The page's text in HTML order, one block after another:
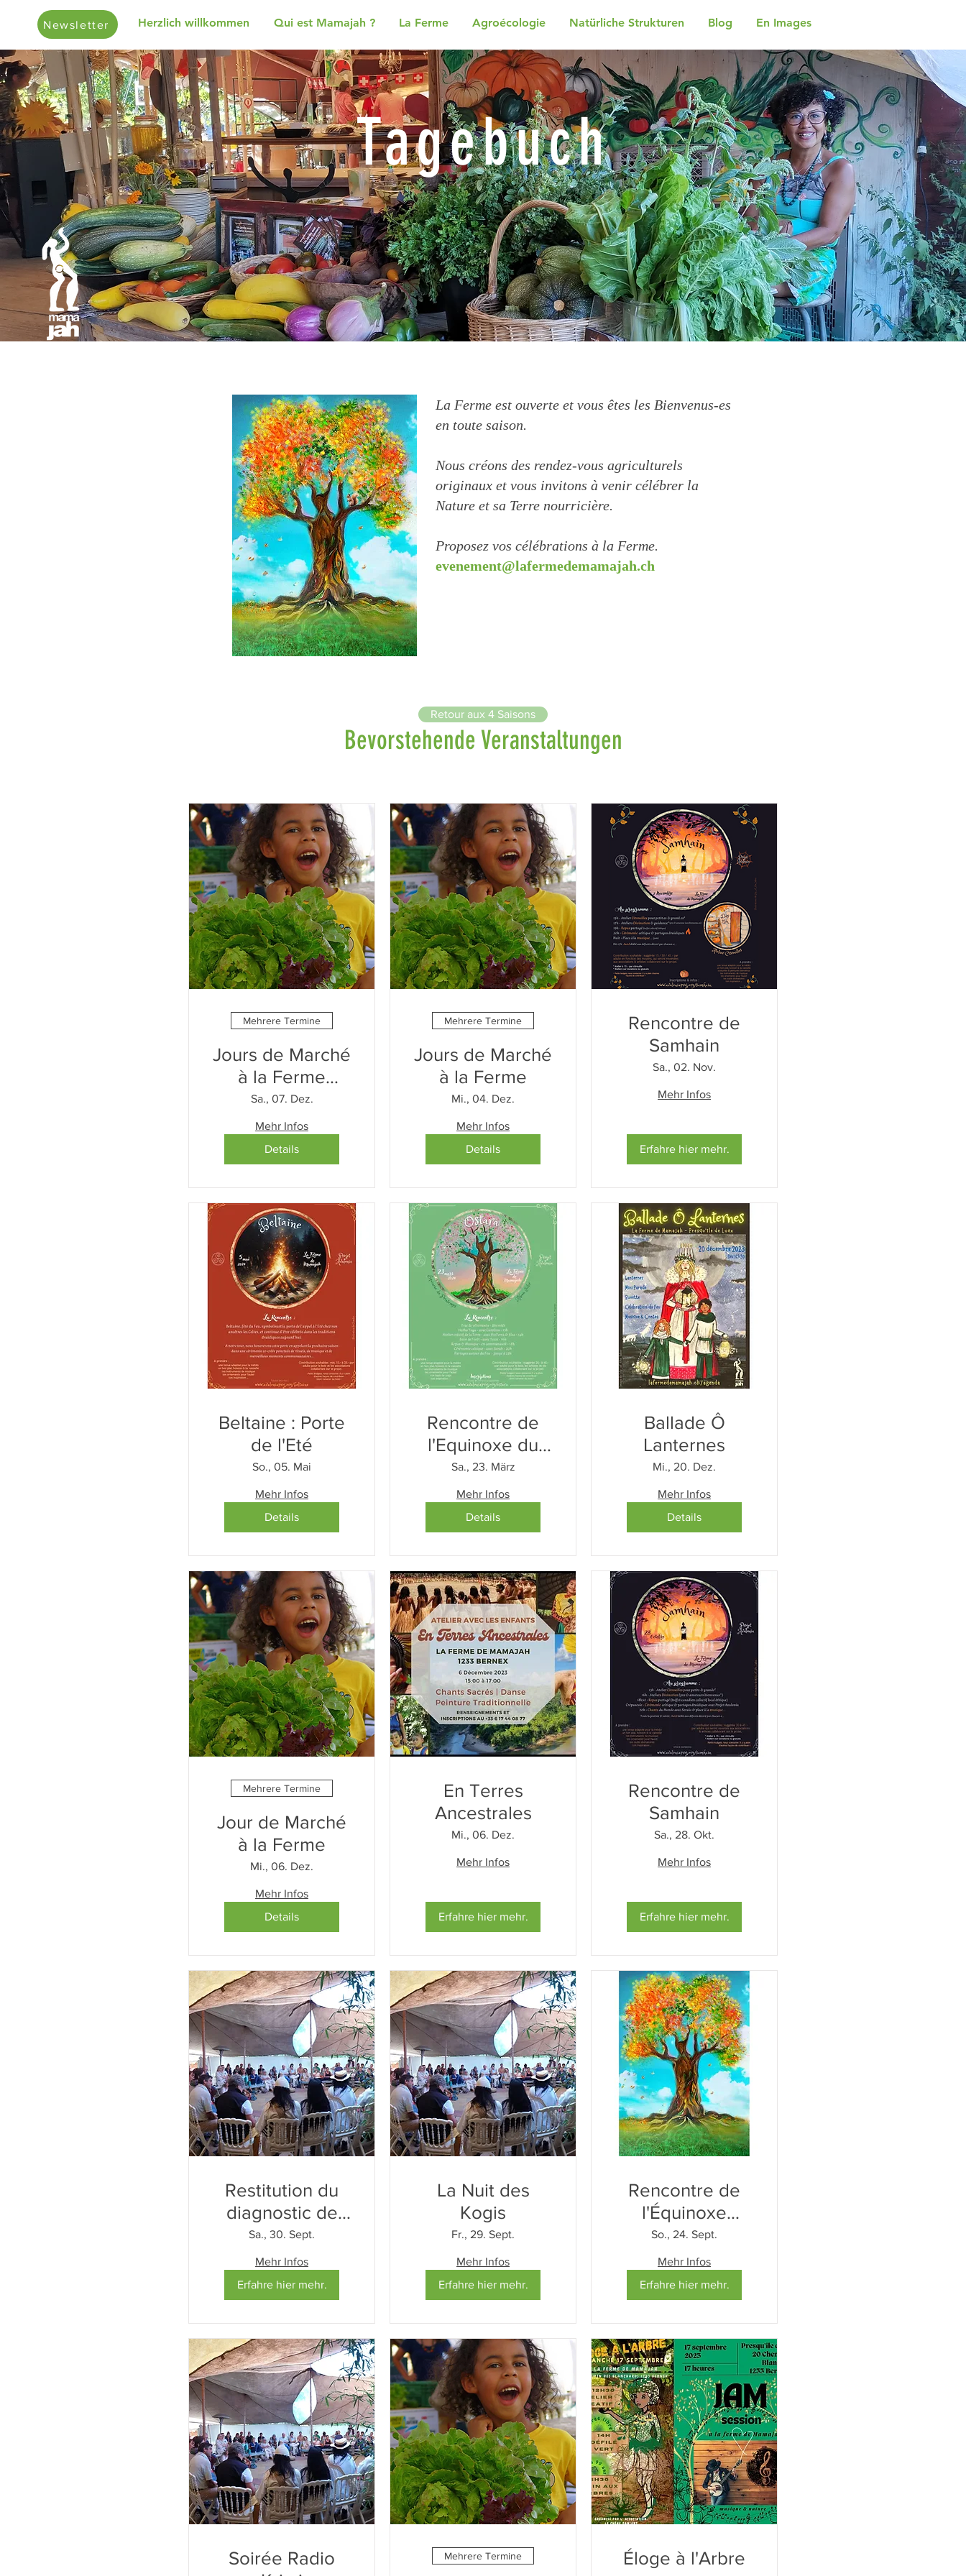
Newsletter Herzlich willkommen Qui est Mamajah ? La Ferme Agroécologie Natürliche Strukturen Blog En Images
Tagebuch
La Ferme est ouverte et vous êtes les Bienvenus-es
en toute saison.
Nous créons des rendez-vous agriculturels
originaux et vous invitons à venir célébrer la
Nature et sa Terre nourricière.
Proposez vos célébrations à la Ferme.
evenement@lafermedemamajah.ch
Bevorstehende Veranstaltungen
Mehrere Termine
Jours de Marché
à la Ferme
(Samedi)
Sa., 07. Dez.
Mehr Infos
Details
Mehrere Termine
Jours de Marché
à la Ferme
Mi., 04. Dez.
Mehr Infos
Details
Rencontre de
Samhain
Sa., 02. Nov.
Mehr Infos
Erfahre hier mehr.
Beltaine : Porte
de l'Eté
So., 05. Mai
Mehr Infos
Details
Rencontre de
l'Equinoxe du
Printemps
Sa., 23. März
Mehr Infos
Details
Ballade Ô
Lanternes
Mi., 20. Dez.
Mehr Infos
Details
Mehrere Termine
Jour de Marché
à la Ferme
Mi., 06. Dez.
Mehr Infos
Details
En Terres
Ancestrales
Mi., 06. Dez.
Mehr Infos
Erfahre hier mehr.
Rencontre de
Samhain
Sa., 28. Okt.
Mehr Infos
Erfahre hier mehr.
Restitution du
diagnostic de
santé territoriale
Sa., 30. Sept.
Mehr Infos
Erfahre hier mehr.
La Nuit des
Kogis
Fr., 29. Sept.
Mehr Infos
Erfahre hier mehr.
Rencontre de
l'Équinoxe
d'Automne
So., 24. Sept.
Mehr Infos
Erfahre hier mehr.
Soirée Radio
Mehrere Termine Éloge à l'Arbre
Retour aux 4 Saisons